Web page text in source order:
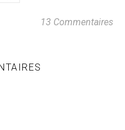
13 Commentaires